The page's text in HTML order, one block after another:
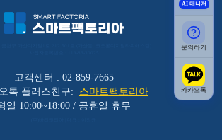
고객센터 : 02-859-7665
톡 플러스친구:
스마트팩토리아
일 10:00~18:00 / 공휴일 휴무
AI 매니저
문의하기
카카오톡